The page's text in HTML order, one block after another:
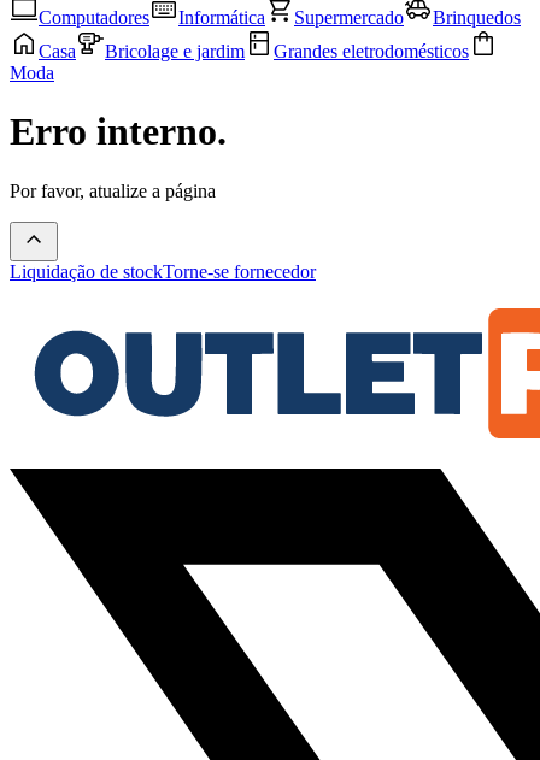
Computadores
Informática Supermercado
Brinquedos
Casa
Bricolage e jardim
Grandes eletrodomésticos
Moda
Erro interno.
Por favor, atualize a página
Liquidação de stockTorne-se fornecedor